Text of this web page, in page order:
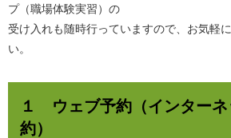
プ（職場体験実習）の
受け入れも随時行っていますので、お気軽
い。
１ ウェブ予約（インターネ
約）